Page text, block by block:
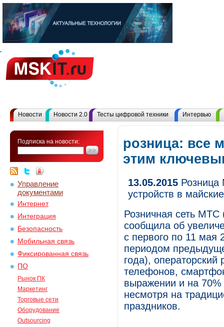
Новости Новости 2.0 Тесты цифровой техники Интервью
Подписка на новости:
Управление
документами
Интернет
Интеграция
Безопасность
Мобильная связь
Фиксированная связь
ПО
Рынок ПК
Маркетинг
Торговые сети
Оборудование
Outsourcing
розница: все
этим
13.05.2015 Розница
устройств в
Розничная сеть
сообщила об
с первого по 11 мая
периодом
года),
телефонов,
выражении и на 70%
несмотря на
праздников.